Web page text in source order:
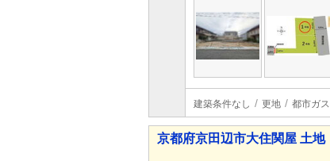
建築条件なし 更地 都市ガス
京都府京田辺市大住関屋 土地